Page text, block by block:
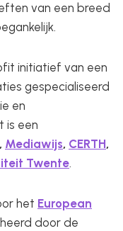
van een breed
initiatief van een
gespecialiseerd
en
is een
, Mediawijs, CERTH,
Twente.
het European
door de